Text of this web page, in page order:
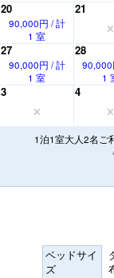
20
90,000円 / 計
1 室
21
27
90,000円 / 計
1 室
28
1
3 4
1泊1室大人2名ご
ベッドサイ
ズ